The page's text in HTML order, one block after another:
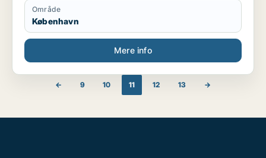
Område
København
Mere info
← 9 10 11 12 13 →